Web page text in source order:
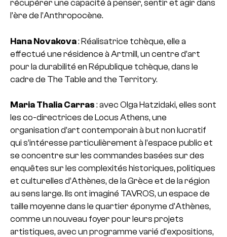
récupérer une capacité à penser, sentir et agir dans
l’ère de l’Anthropocène.
Hana Novakova: Réalisatrice tchèque, elle a
effectué une résidence à Artmill, un centre d’art
pour la durabilité en République tchèque, dans le
cadre de The Table and the Territory.
Maria Thalia Carras : avec Olga Hatzidaki, elles sont
les co-directrices de Locus Athens, une
organisation d’art contemporain à but non lucratif
qui s’intéresse particulièrement à l’espace public et
se concentre sur les commandes basées sur des
enquêtes sur les complexités historiques, politiques
et culturelles d’Athènes, de la Grèce et de la région
au sens large. Ils ont imaginé TAVROS, un espace de
taille moyenne dans le quartier éponyme d’Athènes,
comme un nouveau foyer pour leurs projets
artistiques, avec un programme varié d’expositions,